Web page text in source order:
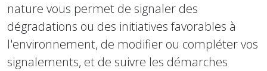
nature vous permet de signaler des
dégradations ou des initiatives favorables à
l'environnement, de modifier ou compléter vos
signalements, et de suivre les démarches